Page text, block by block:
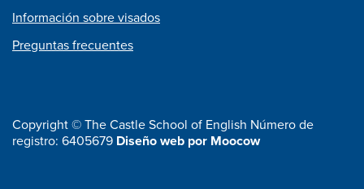
Información sobre visados
Preguntas frecuentes
Copyright © The Castle School of English Número de
registro: 6405679 Diseño web por Moocow